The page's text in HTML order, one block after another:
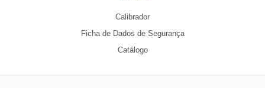
Calibrador
Ficha de Dados de Segurança
Catálogo